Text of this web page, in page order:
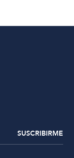
SUSCRIBIRME